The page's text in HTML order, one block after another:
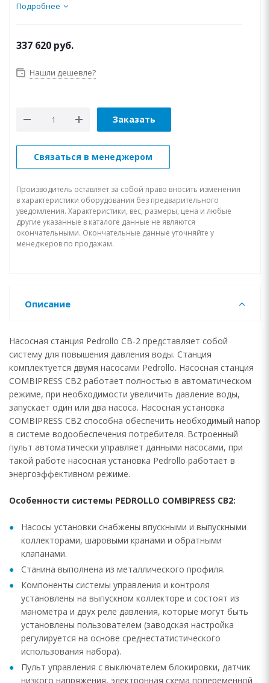
Подробнее
337 620 руб.
Нашли дешевле?
Заказать
Связаться в менеджером
Производитель оставляет за собой право вносить изменения
в характеристики оборудования без предварительного
уведомления. Характеристики, вес, размеры, цена и любые
другие указанные в каталоге данные не являются
окончательными. Окончательные данные уточняйте у
менеджеров по продажам.
Описание
Насосная станция Pedrollo CB-2 представляет собой
систему для повышения давления воды. Станция
комплектуется двумя насосами Pedrollo. Насосная станция
COMBIPRESS CB2 работает полностью в автоматическом
режиме, при необходимости увеличить давление воды,
запускает один или два насоса. Насосная установка
COMBIPRESS CB2 способна обеспечить необходимый напор
в системе водообеспечения потребителя. Встроенный
пульт автоматически управляет данными насосами, при
такой работе насосная установка Pedrollo работает в
энергоэффективном режиме.
Особенности системы PEDROLLO COMBIPRESS CB2:
Насосы установки снабжены впускными и выпускными
коллекторами, шаровыми кранами и обратными
клапанами.
Станина выполнена из металлического профиля.
Компоненты системы управления и контроля
установлены на выпускном коллекторе и состоят из
манометра и двух реле давления, которые могут быть
установлены пользователем (заводская настройка
регулируется на основе среднестатистического
использования набора).
Пульт управления с выключателем блокировки, датчик
низкого напряжения, электронная схема попеременной